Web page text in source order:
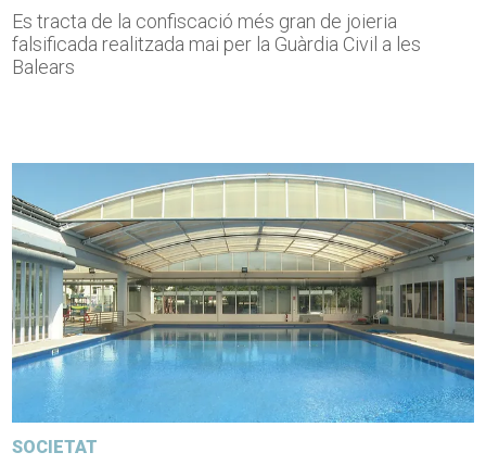
Es tracta de la confiscació més gran de joieria
falsificada realitzada mai per la Guàrdia Civil a les
Balears
SOCIETAT